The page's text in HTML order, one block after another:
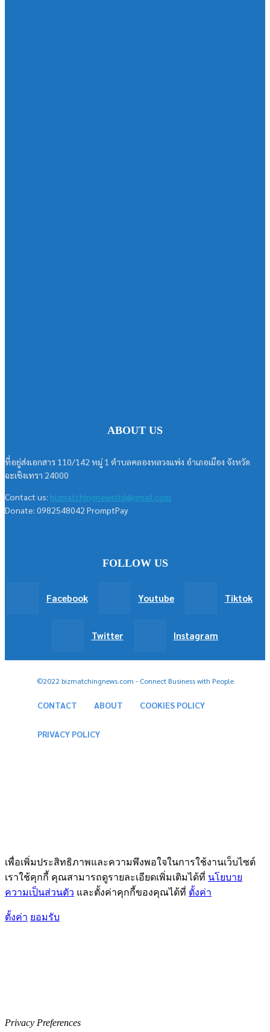
ABOUT US
ที่อยู่ส่งเอกสาร 110/142 หมู่ 1 ตำบลคลองหลวงแพ่ง อำเภอเมือง จังหวัด
ฉะเชิงเทรา 24000
Contact us: bizmatchingnewsltd@gmail.com
Donate: 0982548042 PromptPay
FOLLOW US
Facebook Youtube Tiktok
Twitter Instagram
©2022 bizmatchingnews.com - Connect Business with People
CONTACT ABOUT COOKIES POLICY
PRIVACY POLICY
เพื่อเพิ่มประสิทธิภาพและความพึงพอใจในการใช้งานเว็บไซต์
เราใช้คุกกี้ คุณสามารถดูรายละเอียดเพิ่มเติมได้ที่ นโยบาย
ความเป็นส่วนตัว และตั้งค่าคุกกี้ของคุณได้ที่ ตั้งค่า
ตั้งค่า ยอมรับ
Privacy Preferences